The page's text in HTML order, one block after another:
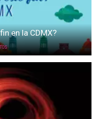
en la CDMX?